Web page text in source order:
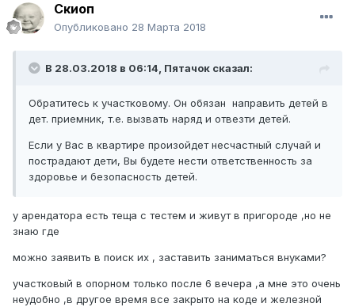
Скиоп
Опубликовано 28 Марта 2018
В 28.03.2018 в 06:14, Пятачок сказал:
Обратитесь к участковому. Он обязан направить детей в
дет. приемник, т.е. вызвать наряд и отвезти детей.
Если у Вас в квартире произойдет несчастный случай и
пострадают дети, Вы будете нести ответственность за
здоровье и безопасность детей.
у арендатора есть теща с тестем и живут в пригороде ,но не
знаю где
можно заявить в поиск их , заставить заниматься внуками?
участковый в опорном только после 6 вечера ,а мне это очень
неудобно ,в другое время все закрыто на коде и железной